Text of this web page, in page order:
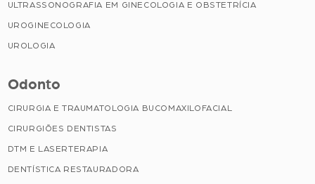
ULTRASSONOGRAFIA EM GINECOLOGIA E OBSTETRÍCIA
UROGINECOLOGIA
UROLOGIA
Odonto
CIRURGIA E TRAUMATOLOGIA BUCOMAXILOFACIAL
CIRURGIÕES DENTISTAS
DTM E LASERTERAPIA
DENTÍSTICA RESTAURADORA